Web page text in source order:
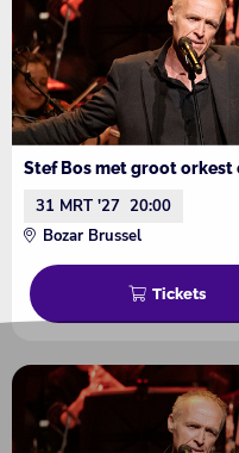
Stef Bos met groot orkest
31 MRT '27 20:00
Bozar Brussel
Tickets